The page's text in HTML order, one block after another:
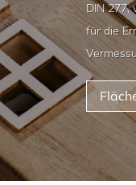
DIN 277,
für die